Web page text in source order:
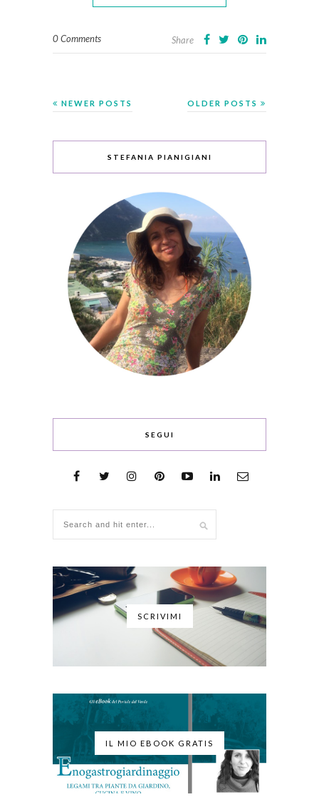
0 Comments Share
OLDER POSTS
NEWER POSTS
STEFANIA PIANIGIANI
SEGUI
SCRIVIMI
IL MIO EBOOK GRATIS